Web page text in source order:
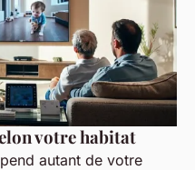
votre habitat
autant de votre